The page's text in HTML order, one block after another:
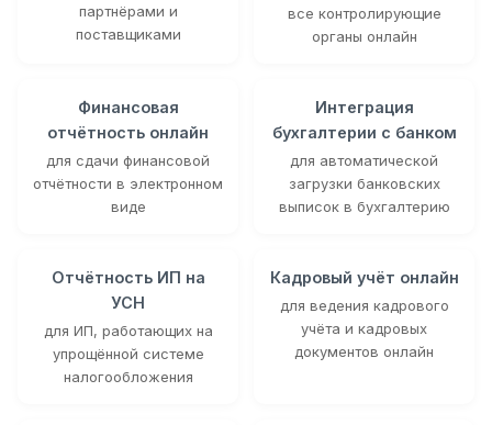
партнёрами и
поставщиками
все контролирующие
органы онлайн
Финансовая
отчётность онлайн
для сдачи финансовой
отчётности в электронном
виде
Интеграция
бухгалтерии с банком
для автоматической
загрузки банковских
выписок в бухгалтерию
Отчётность ИП на
УСН
для ИП, работающих на
упрощённой системе
налогообложения
Кадровый учёт онлайн
для ведения кадрового
учёта и кадровых
документов онлайн